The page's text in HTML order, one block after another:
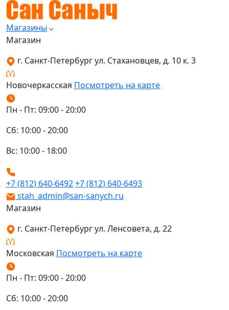
Магазины
Магазин
г. Санкт-Петербург ул. Стахановцев, д. 10 к. 3
Новочеркасская Посмотреть на карте
Пн - Пт: 09:00 - 20:00
Сб: 10:00 - 20:00
Вс: 10:00 - 18:00
+7 (812) 640-6492+7 (812) 640-6493
stah_admin@san-sanych.ru
Магазин
г. Санкт-Петербург ул. Ленсовета, д. 22
Московская Посмотреть на карте
Пн - Пт: 09:00 - 20:00
Сб: 10:00 - 20:00